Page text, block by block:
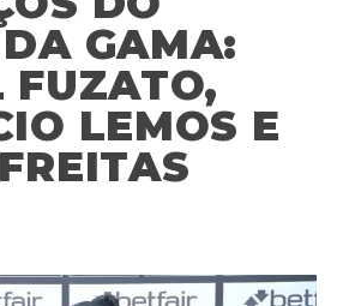
GAMA:
FUZATO,
LEMOS E